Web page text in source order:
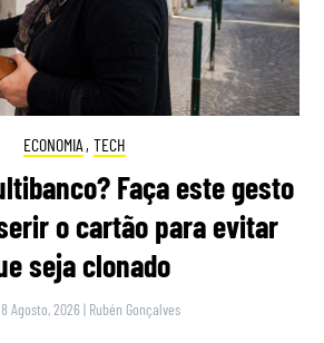
ECONOMIA , TECH
Faça este gesto
o cartão para evitar
seja clonado
Agosto, 2026 | Rubén Gonçalves